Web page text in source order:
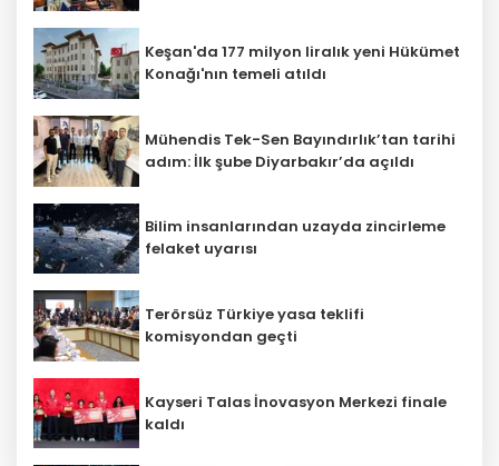
Keşan'da 177 milyon liralık yeni Hükümet
Konağı'nın temeli atıldı
Mühendis Tek-Sen Bayındırlık’tan tarihi
adım: İlk şube Diyarbakır’da açıldı
Bilim insanlarından uzayda zincirleme
felaket uyarısı
Terörsüz Türkiye yasa teklifi
komisyondan geçti
Kayseri Talas İnovasyon Merkezi finale
kaldı